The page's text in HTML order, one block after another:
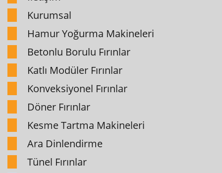
Kurumsal
Hamur Yoğurma Makineleri
Betonlu Borulu Fırınlar
Katlı Modüler Fırınlar
Konveksiyonel Fırınlar
Döner Fırınlar
Kesme Tartma Makineleri
Ara Dinlendirme
Tünel Fırınlar